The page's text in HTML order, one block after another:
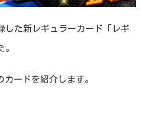
した新レギュラーカード「レギ
。
カードを紹介します。